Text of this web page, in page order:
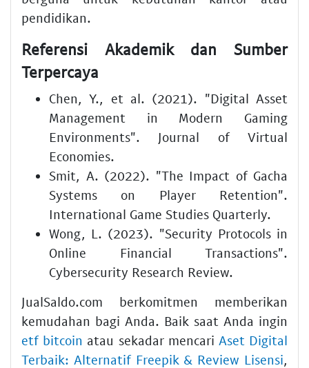
pendidikan.
Referensi Akademik dan Sumber
Terpercaya
Chen, Y., et al. (2021). "Digital Asset
Management in Modern Gaming
Environments". Journal of Virtual
Economies.
Smit, A. (2022). "The Impact of Gacha
Systems on Player Retention".
International Game Studies Quarterly.
Wong, L. (2023). "Security Protocols in
Online Financial Transactions".
Cybersecurity Research Review.
JualSaldo.com berkomitmen memberikan
kemudahan bagi Anda. Baik saat Anda ingin
etf bitcoin atau sekadar mencari Aset Digital
Terbaik: Alternatif Freepik & Review Lisensi,